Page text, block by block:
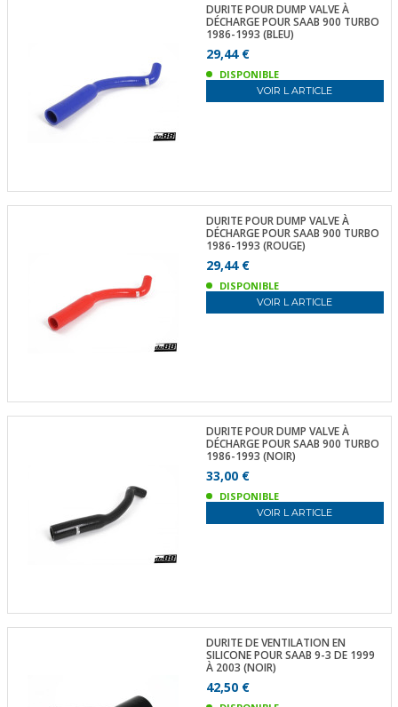
DURITE POUR DUMP VALVE À
DÉCHARGE POUR SAAB 900 TURBO
1986-1993 (BLEU)
29,44 €
DISPONIBLE
VOIR L ARTICLE
DURITE POUR DUMP VALVE À
DÉCHARGE POUR SAAB 900 TURBO
1986-1993 (ROUGE)
29,44 €
DISPONIBLE
VOIR L ARTICLE
DURITE POUR DUMP VALVE À
DÉCHARGE POUR SAAB 900 TURBO
1986-1993 (NOIR)
33,00 €
DISPONIBLE
VOIR L ARTICLE
DURITE DE VENTILATION EN
SILICONE POUR SAAB 9-3 DE 1999
À 2003 (NOIR)
42,50 €